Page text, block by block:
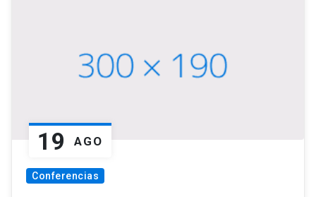
19 AGO
Conferencias